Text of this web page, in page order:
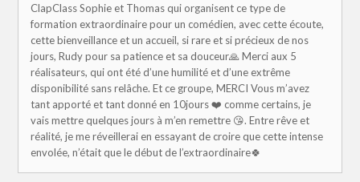
ClapClass Sophie et Thomas qui organisent ce type de
formation extraordinaire pour un comédien, avec cette écoute,
cette bienveillance et un accueil, si rare et si précieux de nos
jours, Rudy pour sa patience et sa douceur🙏 Merci aux 5
réalisateurs, qui ont été d’une humilité et d’une extrême
disponibilité sans relâche. Et ce groupe, MERCI Vous m’avez
tant apporté et tant donné en 10jours ❤️ comme certains, je
vais mettre quelques jours à m’en remettre 😘. Entre rêve et
réalité, je me réveillerai en essayant de croire que cette intense
envolée, n’était que le début de l’extraordinaire🍀